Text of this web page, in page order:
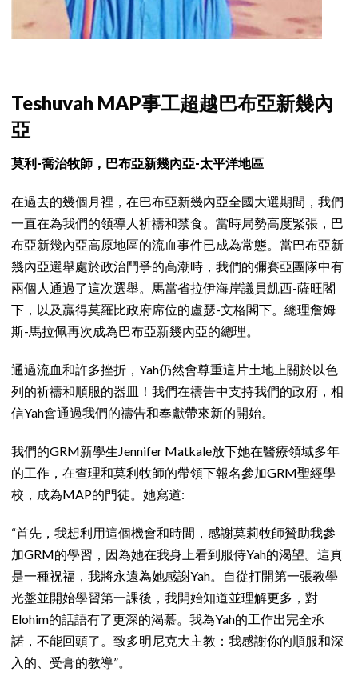
Teshuvah MAP事工超越巴布亞新幾內
亞
莫利-喬治牧師，巴布亞新幾內亞-太平洋地區
在過去的幾個月裡，在巴布亞新幾內亞全國大選期間，我們
一直在為我們的領導人祈禱和禁食。當時局勢高度緊張，巴
布亞新幾內亞高原地區的流血事件已成為常態。當巴布亞新
幾內亞選舉處於政治鬥爭的高潮時，我們的彌賽亞團隊中有
兩個人通過了這次選舉。馬當省拉伊海岸議員凱西-薩旺閣
下，以及贏得莫羅比政府席位的盧瑟-文格閣下。總理詹姆
斯-馬拉佩再次成為巴布亞新幾內亞的總理。
通過流血和許多挫折，Yah仍然會尊重這片土地上關於以色
列的祈禱和順服的器皿！我們在禱告中支持我們的政府，相
信Yah會通過我們的禱告和奉獻帶來新的開始。
我們的GRM新學生Jennifer Matkale放下她在醫療領域多年
的工作，在查理和莫利牧師的帶領下報名參加GRM聖經學
校，成為MAP的門徒。她寫道:
“首先，我想利用這個機會和時間，感謝莫莉牧師贊助我參
加GRM的學習，因為她在我身上看到服侍Yah的渴望。這真
是一種祝福，我將永遠為她感謝Yah。自從打開第一張教學
光盤並開始學習第一課後，我開始知道並理解更多，對
Elohim的話語有了更深的渴慕。我為Yah的工作出完全承
諾，不能回頭了。致多明尼克大主教：我感謝你的順服和深
入的、受膏的教導”。